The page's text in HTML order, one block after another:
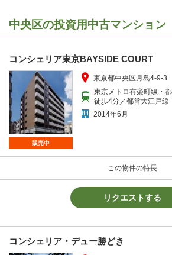
中央区の投資用中古マンション
コンシェリア東京BAYSIDE COURT
販売中
この物件の特長
東京都中央区月島4-9-3
東京メトロ有楽町線・
徒歩4分／都営大江戸線
2014年6月
リクエストする
コンシェリア・デュー勝どき